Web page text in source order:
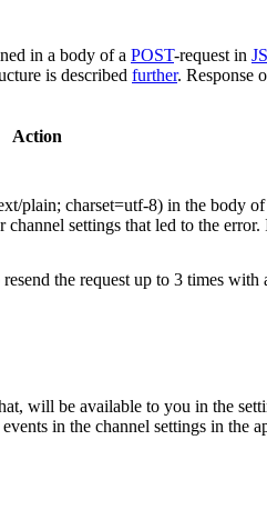
in a body of a POST-request in
is described further. Response
Action
plain; charset=utf-8) in the body
settings that led to the
the request up to 3 times
will be available to you in the
in the channel settings in the